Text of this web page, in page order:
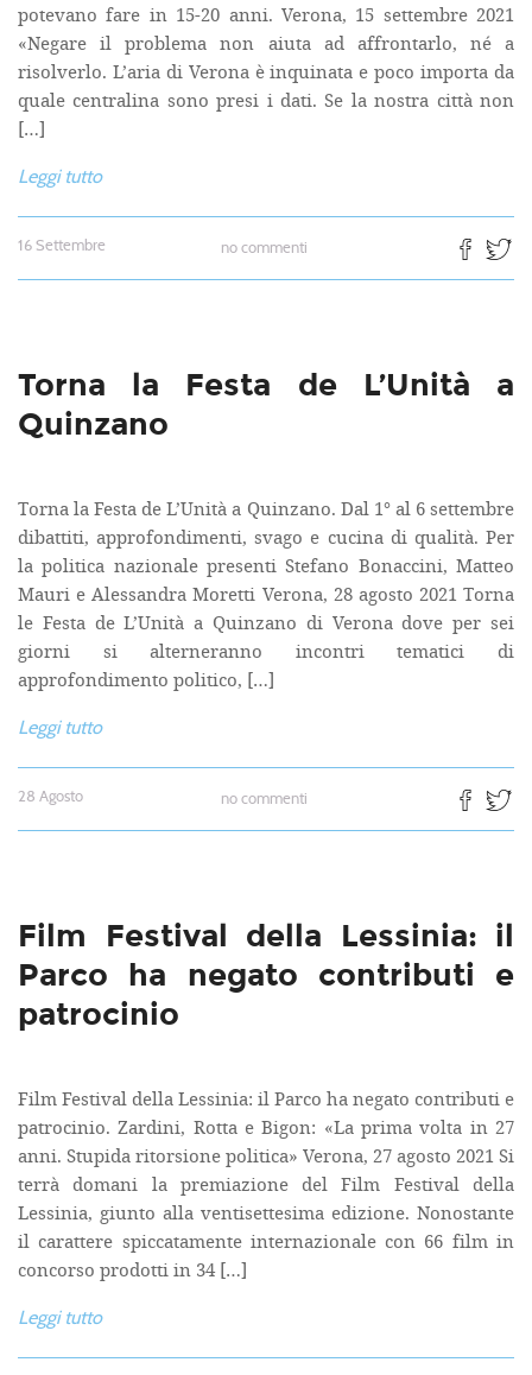
potevano fare in 15-20 anni. Verona, 15 settembre 2021
«Negare il problema non aiuta ad affrontarlo, né a
risolverlo. L’aria di Verona è inquinata e poco importa da
quale centralina sono presi i dati. Se la nostra città non
[…]
Leggi tutto
16 Settembre no commenti
Torna la Festa de L’Unità a
Quinzano
Torna la Festa de L’Unità a Quinzano. Dal 1° al 6 settembre
dibattiti, approfondimenti, svago e cucina di qualità. Per
la politica nazionale presenti Stefano Bonaccini, Matteo
Mauri e Alessandra Moretti Verona, 28 agosto 2021 Torna
le Festa de L’Unità a Quinzano di Verona dove per sei
giorni si alterneranno incontri tematici di
approfondimento politico, […]
Leggi tutto
28 Agosto no commenti
Film Festival della Lessinia: il
Parco ha negato contributi e
patrocinio
Film Festival della Lessinia: il Parco ha negato contributi e
patrocinio. Zardini, Rotta e Bigon: «La prima volta in 27
anni. Stupida ritorsione politica» Verona, 27 agosto 2021 Si
terrà domani la premiazione del Film Festival della
Lessinia, giunto alla ventisettesima edizione. Nonostante
il carattere spiccatamente internazionale con 66 film in
concorso prodotti in 34 […]
Leggi tutto